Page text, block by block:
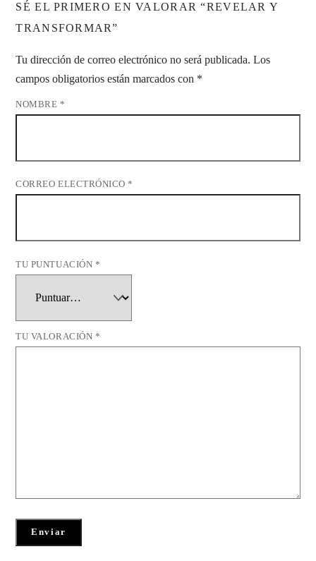
SÉ EL PRIMERO EN VALORAR “REVELAR Y
TRANSFORMAR”
Tu dirección de correo electrónico no será publicada. Los
campos obligatorios están marcados con *
NOMBRE *
CORREO ELECTRÓNICO*
TU PUNTUACIÓN *
TU VALORACIÓN *